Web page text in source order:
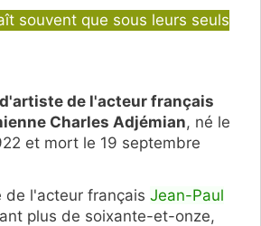
souvent que sous leurs seuls
de l'acteur français
Charles Adjémian, né le
et mort le 19 septembre
de l'acteur français Jean-Paul
plus de soixante-et-onze,